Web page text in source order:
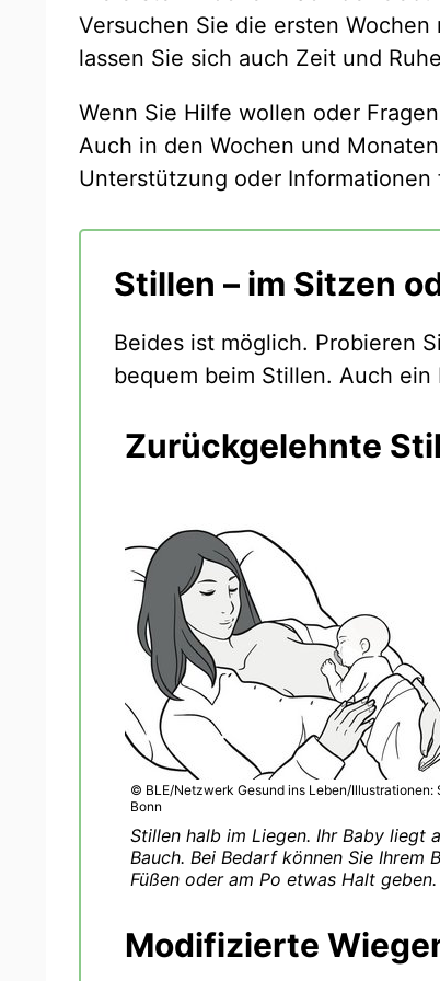
Versuchen Sie die ersten
lassen Sie sich auch Zeit und
Wenn Sie Hilfe wollen oder
Auch in den Wochen und
Unterstützung oder Informationen
Stillen – im Sitzen
Beides ist möglich. Probieren
bequem beim Stillen. Auch
Zurückgelehnte
© BLE/Netzwerk Gesund ins Leben/Illustrationen:
Bonn
Stillen halb im Liegen. Ihr Baby liegt
Bauch. Bei Bedarf können Sie Ihrem
Füßen oder am Po etwas Halt geben.
Modifizierte